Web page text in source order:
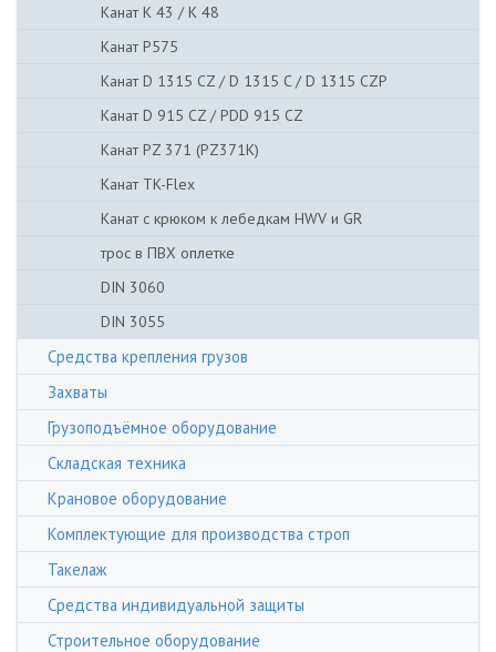
Канат K 43 / K 48
Канат P575
Канат D 1315 CZ / D 1315 C / D 1315 CZP
Канат D 915 CZ / PDD 915 CZ
Канат PZ 371 (PZ371K)
Канат TK-Flex
Канат с крюком к лебедкам HWV и GR
трос в ПВХ оплетке
DIN 3060
DIN 3055
Средства крепления грузов
Захваты
Грузоподъёмное оборудование
Складская техника
Крановое оборудование
Комплектующие для производства строп
Такелаж
Средства индивидуальной защиты
Строительное оборудование